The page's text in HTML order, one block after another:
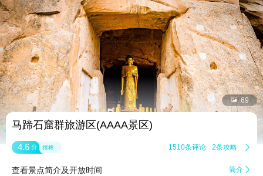
 69
马蹄石窟群旅游区(AAAA景区)
4.6 分 很棒 1510条评论 2条攻略 
查看景点简介及开放时间 简介 
